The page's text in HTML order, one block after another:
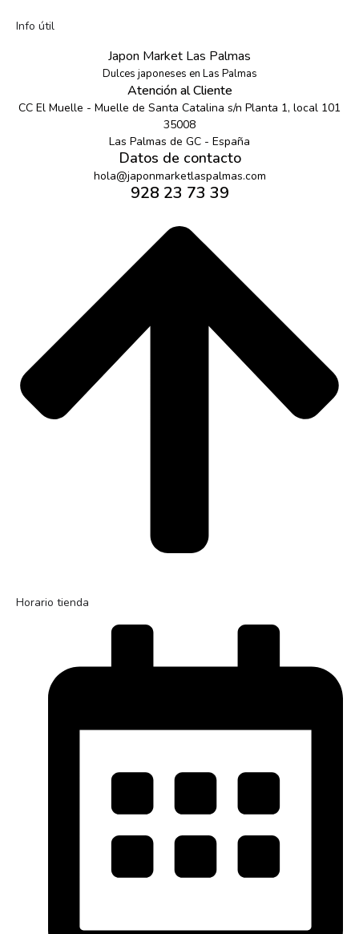
Horario tienda
Info útil
Japon Market Las Palmas
Dulces japoneses en Las Palmas
Atención al Cliente
CC El Muelle - Muelle de Santa Catalina s/n Planta 1, local 101
35008
Las Palmas de GC - España
Datos de contacto
hola@japonmarketlaspalmas.com
928 23 73 39